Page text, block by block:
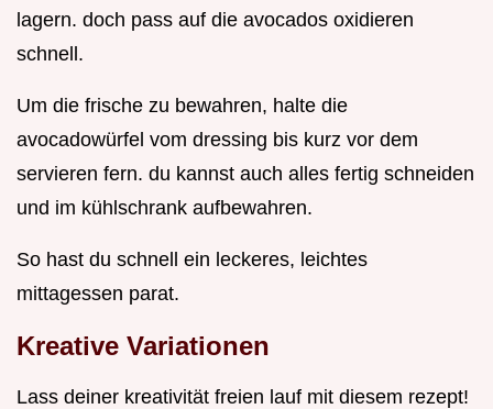
lagern. doch pass auf die avocados oxidieren
schnell.
Um die frische zu bewahren, halte die
avocadowürfel vom dressing bis kurz vor dem
servieren fern. du kannst auch alles fertig schneiden
und im kühlschrank aufbewahren.
So hast du schnell ein leckeres, leichtes
mittagessen parat.
Kreative Variationen
Lass deiner kreativität freien lauf mit diesem rezept!